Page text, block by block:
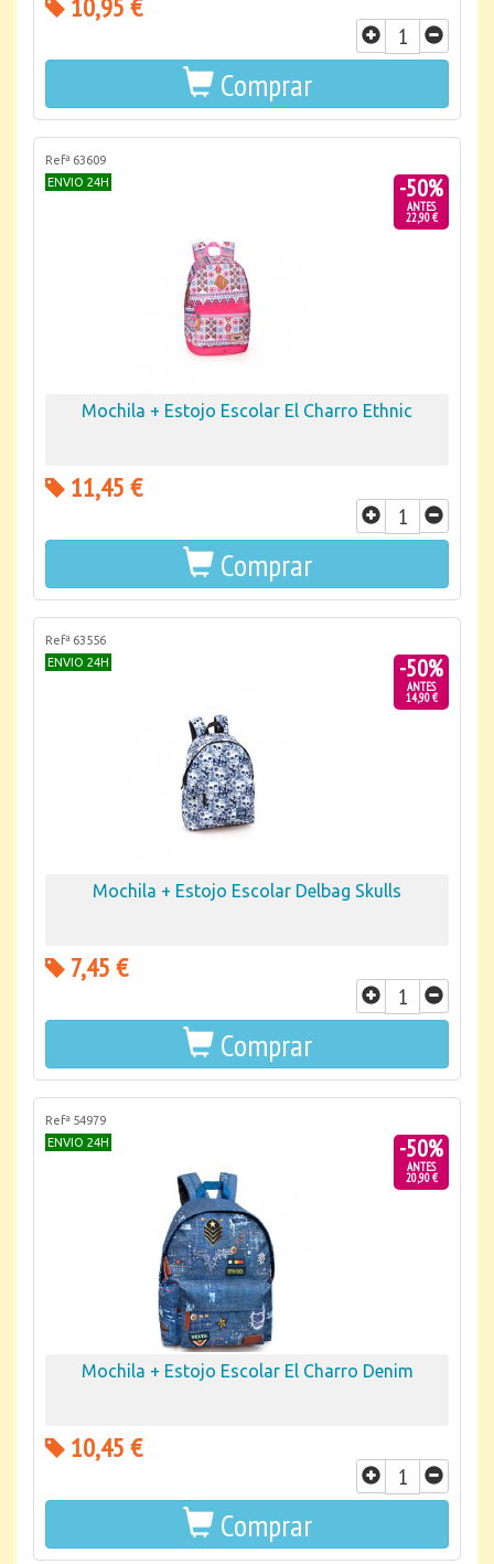
10,95 €
Comprar
Refª 63609
ENVIO 24H
-50%
ANTES
22,90 €
Mochila + Estojo Escolar El Charro Ethnic
11,45 €
Comprar
Refª 63556
ENVIO 24H
-50%
ANTES
14,90 €
Mochila + Estojo Escolar Delbag Skulls
7,45 €
Comprar
Refª 54979
ENVIO 24H
-50%
ANTES
20,90 €
Mochila + Estojo Escolar El Charro Denim
10,45 €
Comprar